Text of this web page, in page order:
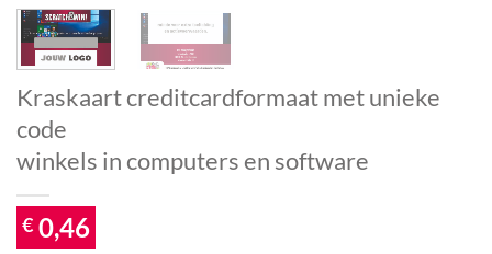
Kraskaart creditcardformaat met unieke
code
winkels in computers en software
€ 0,46